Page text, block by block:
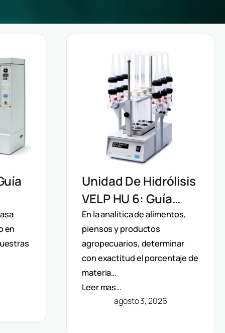
en
Unidad De Hidrólisis
VELP HU 6: Guía
Técnica Para La
Determinación De
Grasa Total En
Alimentos
En la analítica de alimentos,
piensos y productos
agropecuarios, determinar
con exactitud el porcentaje de
materia…
Leer mas…
agosto 3, 2026